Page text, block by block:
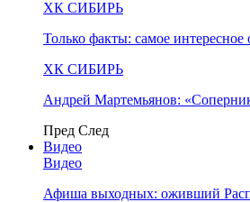
ХК СИБИРЬ
Только факты: самое
ХК СИБИРЬ
Андрей Мартемьянов:
Пред След
Видео
Видео
Афиша выходных: оживший